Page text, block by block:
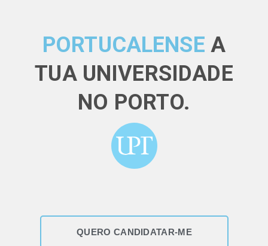
PORTUCALENSE A
TUA UNIVERSIDADE
NO PORTO.
QUERO CANDIDATAR-ME